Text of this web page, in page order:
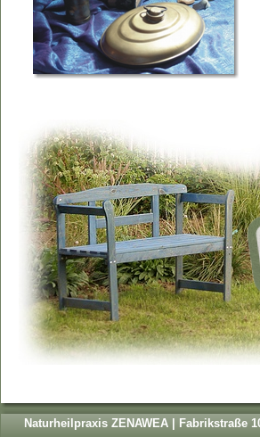
Naturheilpraxis ZENAWEA | Fabrikstraße